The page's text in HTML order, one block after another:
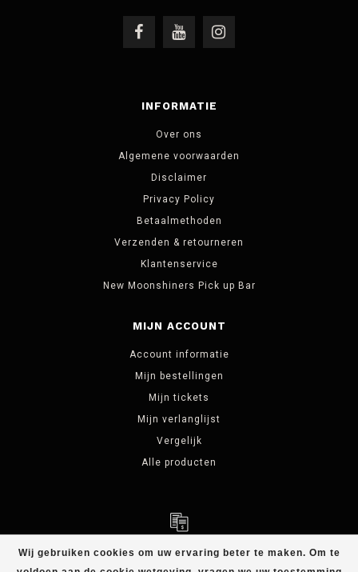
Wij gebruiken cookies om uw ervaring beter te maken. Om te
INFORMATIE
Over ons
Algemene voorwaarden
Disclaimer
Privacy Policy
Betaalmethoden
Verzenden & retourneren
Klantenservice
New Moonshiners Pick up Bar
MIJN ACCOUNT
Account informatie
Mijn bestellingen
Mijn tickets
Mijn verlanglijst
Vergelijk
Alle producten
© Copyright 2026 NEW MOONSHINERS - Powered byLightspeed-